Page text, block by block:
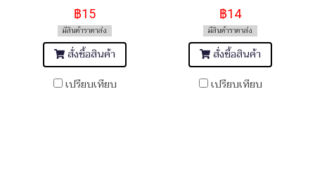
฿15
มีสินค้าราคาส่ง
สั่งซื้อสินค้า
เปรียบเทียบ
฿14
มีสินค้าราคาส่ง
สั่งซื้อสินค้า
เปรียบเทียบ